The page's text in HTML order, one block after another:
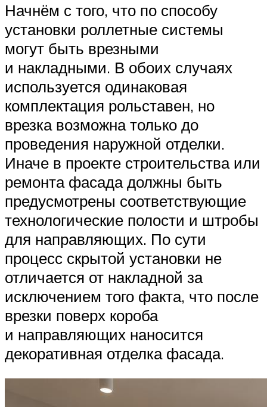
Начнём с того, что по способу
установки роллетные системы
могут быть врезными
и накладными. В обоих случаях
используется одинаковая
комплектация рольставен, но
врезка возможна только до
проведения наружной отделки.
Иначе в проекте строительства или
ремонта фасада должны быть
предусмотрены соответствующие
технологические полости и штробы
для направляющих. По сути
процесс скрытой установки не
отличается от накладной за
исключением того факта, что после
врезки поверх короба
и направляющих наносится
декоративная отделка фасада.